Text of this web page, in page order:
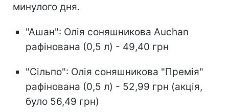
минулого дня.
"Ашан": Олія соняшникова Auchan
рафінована (0,5 л) - 49,40 грн
"Сільпо": Олія соняшникова "Премія"
рафінована (0,5 л) - 52,99 грн (акція,
було 56,49 грн)